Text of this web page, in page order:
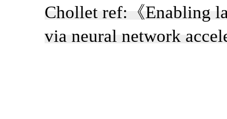
Chollet ref:《Enabling
via neural network